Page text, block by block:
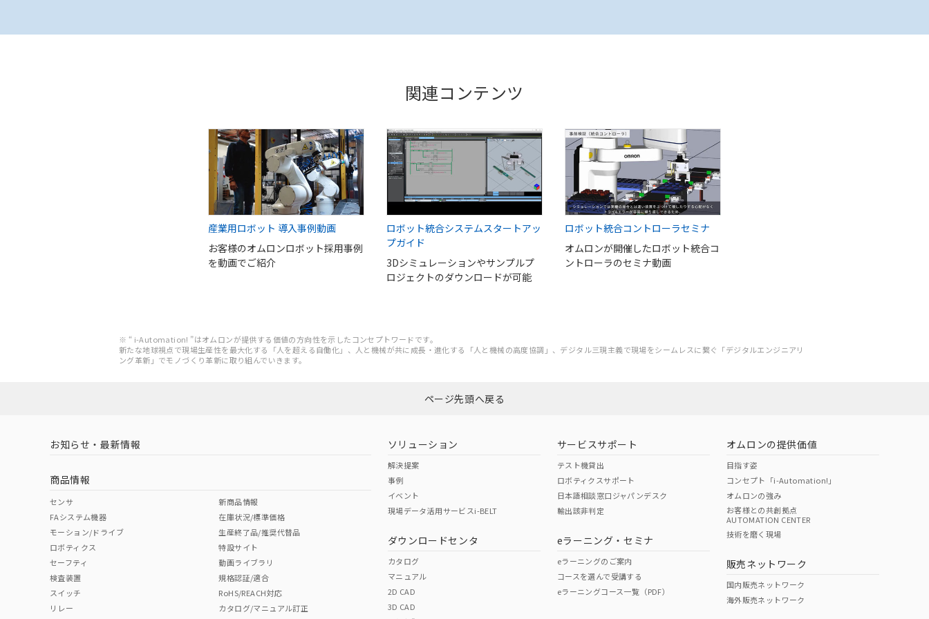
関連コンテンツ
産業用ロボット 導入事例動画
お客様のオムロンロボット採用事例
を動画でご紹介
ロボット統合システムスタートアッ
プガイド
3Dシミュレーションやサンプルプ
ロジェクトのダウンロードが可能
ロボット統合コントローラセミナ
オムロンが開催したロボット統合コ
ントローラのセミナ動画
※ “ i-Automation! ”はオムロンが提供する価値の方向性を示したコンセプトワードです。
新たな地球視点で現場生産性を最大化する「人を超える自働化」、人と機械が共に成長・進化する「人と機械の高度協調」、デジタル三現主義で現場をシームレスに繋ぐ「デジタルエンジニアリ
ング革新」でモノづくり革新に取り組んでいきます。
ページ先頭へ戻る
お知らせ・最新情報
商品情報
センサ
FAシステム機器
モーション/ドライブ
ロボティクス
セーフティ
検査装置
スイッチ
リレー
新商品情報
在庫状況/標準価格
生産終了品/推奨代替品
特設サイト
動画ライブラリ
規格認証/適合
RoHS/REACH対応
カタログ/マニュアル訂正
ソリューション
解決提案
事例
イベント
現場データ活用サービスi-BELT
ダウンロードセンタ
カタログ
マニュアル
2D CAD
3D CAD
サービスサポート
テスト機貸出
ロボティクスサポート
日本語相談窓口ジャパンデスク
輸出該非判定
eラーニング・セミナ
eラーニングのご案内
コースを選んで受講する
eラーニングコース一覧（PDF）
オムロンの提供価値
目指す姿
コンセプト「i-Automation!」
オムロンの強み
お客様との共創拠点
AUTOMATION CENTER
技術を磨く現場
販売ネットワーク
国内販売ネットワーク
海外販売ネットワーク